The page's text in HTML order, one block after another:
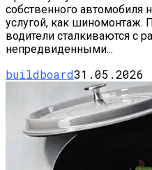
собственного автомобиля
услугой, как шиномонтаж.
водители сталкиваются с
непредвиденными...
buildboard31.05.2026